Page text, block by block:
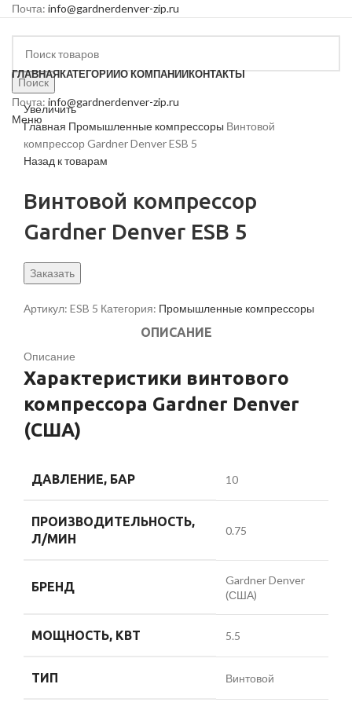
Почта: info@gardnerdenver-zip.ru
Поиск
Почта: info@gardnerdenver-zip.ru
Меню
ГЛАВНАЯКАТЕГОРИИО КОМПАНИИКОНТАКТЫ
Увеличить
Главная Промышленные компрессоры Винтовой
компрессор Gardner Denver ESB 5
Назад к товарам
Винтовой компрессор
Gardner Denver ESB 5
Заказать
Артикул: ESB 5 Категория: Промышленные компрессоры
ОПИСАНИЕ
Описание
Характеристики винтового
компрессора Gardner Denver
(США)
ДАВЛЕНИЕ, БАР 10
ПРОИЗВОДИТЕЛЬНОСТЬ,
Л/МИН
0.75
БРЕНД
Gardner Denver
(США)
МОЩНОСТЬ, КВТ 5.5
ТИП Винтовой